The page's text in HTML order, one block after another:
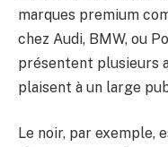
marques premium
chez Audi, BMW, ou
présentent plusieurs
plaisent à un large
Le noir, par exemple,